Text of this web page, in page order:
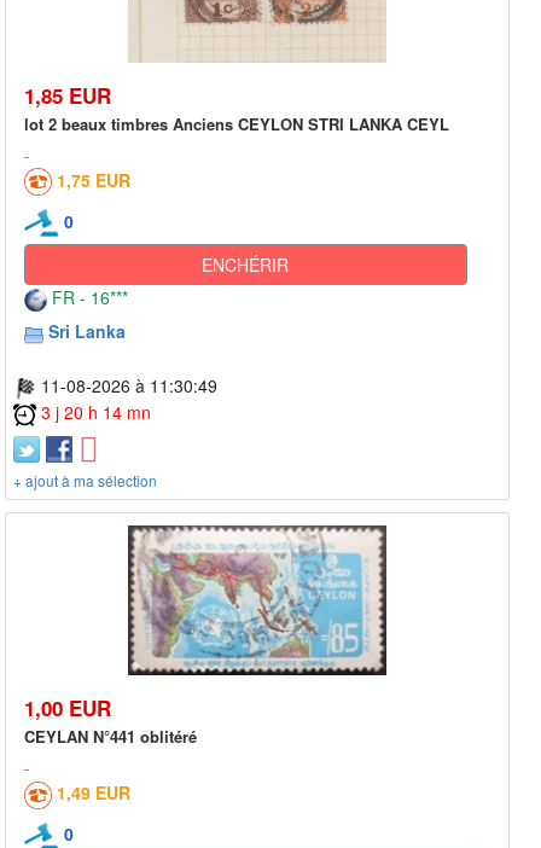
1,85 EUR
lot 2 beaux timbres Anciens CEYLON STRI LANKA CEYL
1,75 EUR
0
ENCHÉRIR
FR - 16***
Sri Lanka
11-08-2026 à 11:30:49
3 j 20 h 14 mn
+ ajout à ma sélection
1,00 EUR
CEYLAN N°441 oblitéré
1,49 EUR
0